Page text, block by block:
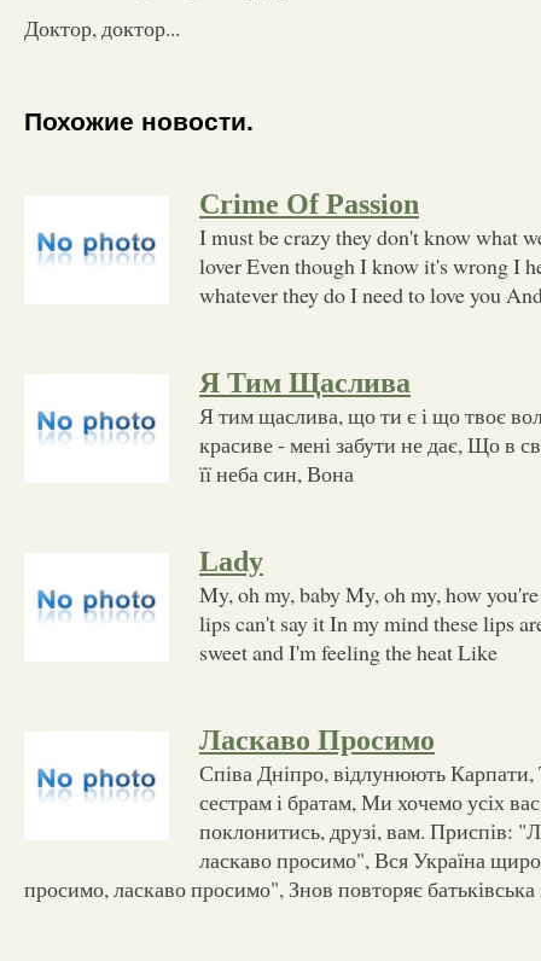
Доктор, доктор...
Похожие новости.
Crime Of Passion
I must be crazy they don't know what
lover Even though I know it's wrong I
whatever they do I need to love you
Я Тим Щаслива
Я тим щаслива, що ти є і що твоє
красиве - мені забути не дає, Що в
її неба син, Вона
Lady
My, oh my, baby My, oh my, how
lips can't say it In my mind these lips
sweet and I'm feeling the heat Like
Ласкаво Просимо
Співа Дніпро, відлунюють Карпати,
сестрам і братам, Ми хочемо усіх
поклонитись, друзі, вам. Приспів:
ласкаво просимо", Вся Україна
просимо, ласкаво просимо", Знов повторяє батьківська